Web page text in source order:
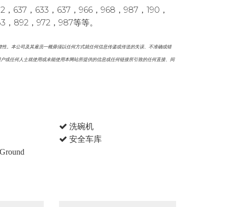
，637，633，637，966，968，987，190，
892，972，987等等。
。本公司及其雇员一概毋须以任何方式就任何信息传递或传送的失误、不准确或错
或任何人士就使用或未能使用本网站所提供的信息或任何链接所引致的任何直接、间
洗碗机
安全车库